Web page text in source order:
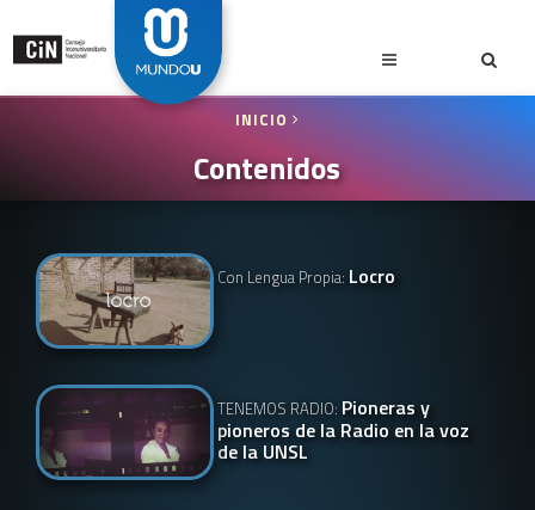
INICIO
Contenidos
Con Lengua Propia: Locro
TENEMOS RADIO: Pioneras y
pioneros de la Radio en la voz
de la UNSL